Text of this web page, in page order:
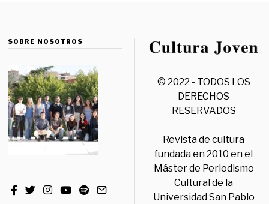
SOBRE NOSOTROS
© 2022 - TODOS LOS
DERECHOS
RESERVADOS
Revista de cultura
fundada en 2010 en el
Máster de Periodismo
Cultural de la
Universidad San Pablo